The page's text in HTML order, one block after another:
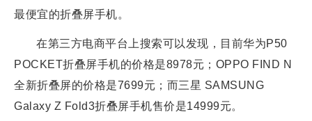
最便宜的折叠屏手机。
在第三方电商平台上搜索可以发现，目前华为P50
POCKET折叠屏手机的价格是8978元；OPPO FIND N
全新折叠屏的价格是7699元；而三星 SAMSUNG
Galaxy Z Fold3折叠屏手机售价是14999元。